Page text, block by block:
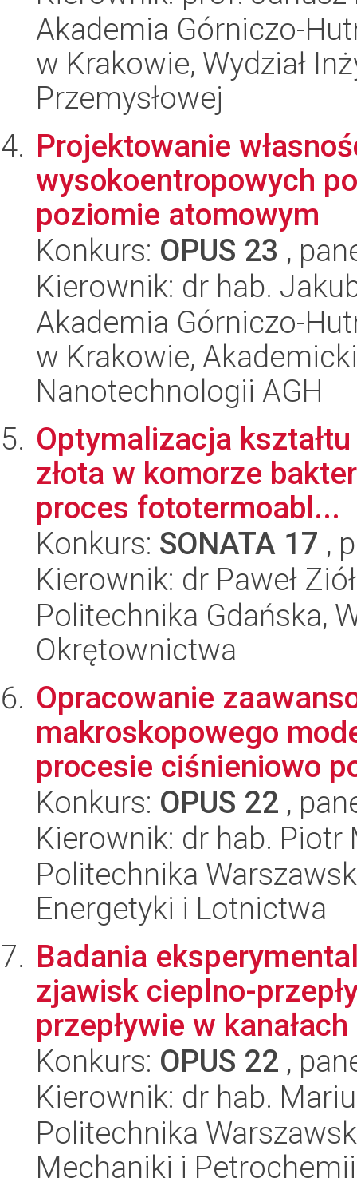
Akademia Górniczo-
w Krakowie, Wydział
Przemysłowej
Projektowanie
wysokoentropowych
poziomie atomowym
Konkurs: OPUS 23 ,
Kierownik: dr hab.
Akademia Górniczo-
w Krakowie,
Nanotechnologii AGH
Optymalizacja
złota w komorze
proces fototermoabl...
Konkurs: SONATA 17 ,
Kierownik: dr Paweł
Politechnika Gdańska,
Okrętownictwa
Opracowanie
makroskopowego
procesie ciśnieniowo
Konkurs: OPUS 22 ,
Kierownik: dr hab. Piotr
Politechnika
Energetyki i Lotnictwa
Badania
zjawisk cieplno-
przepływie w
Konkurs: OPUS 22 ,
Kierownik: dr hab.
Politechnika
Mechaniki i Petrochemii